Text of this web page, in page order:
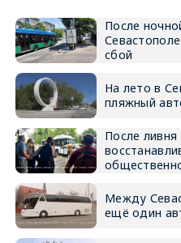
После
сбой
На лето в
пляжный
После ливня
Между
ещё один